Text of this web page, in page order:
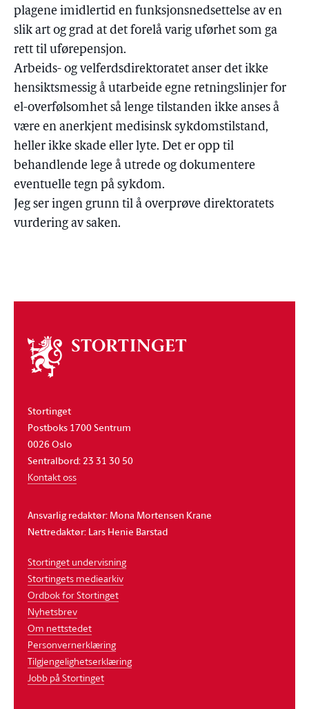
plagene imidlertid en funksjonsnedsettelse av en
slik art og grad at det forelå varig uførhet som ga
rett til uførepensjon.
Arbeids- og velferdsdirektoratet anser det ikke
hensiktsmessig å utarbeide egne retningslinjer for
el-overfølsomhet så lenge tilstanden ikke anses å
være en anerkjent medisinsk sykdomstilstand,
heller ikke skade eller lyte. Det er opp til
behandlende lege å utrede og dokumentere
eventuelle tegn på sykdom.
Jeg ser ingen grunn til å overprøve direktoratets
vurdering av saken.
Om
stortinget
Stortinget
Postboks 1700 Sentrum
0026 Oslo
Sentralbord: 23 31 30 50
Kontakt oss
Ansvarlig redaktør: Mona Mortensen Krane
Nettredaktør: Lars Henie Barstad
Stortinget undervisning
Stortingets mediearkiv
Ordbok for Stortinget
Nyhetsbrev
Om nettstedet
Personvernerklæring
Tilgjengelighetserklæring
Jobb på Stortinget